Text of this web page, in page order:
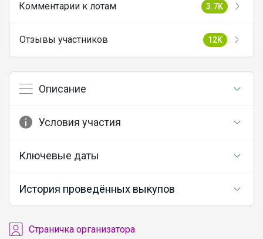
Комментарии к лотам 3.7K
Отзывы участников 12K
Описание
Условия участия
Ключевые даты
История проведённых выкупов
Cтраничка организатора